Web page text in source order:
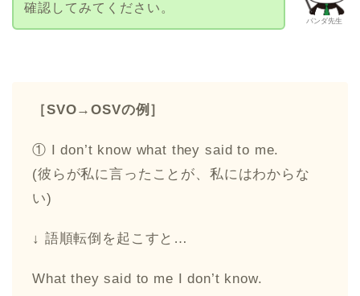
パンダ先生
確認してみてください。
［SVO→OSVの例］
① I don’t know what they said to me.
(彼らが私に言ったことが、私にはわからな
い)
↓ 語順転倒を起こすと…
What they said to me I don’t know.